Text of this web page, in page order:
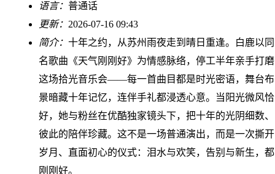
语言： 普通话
更新： 2026-07-16 09:43
简介： 十年之约，从苏州雨夜走到晴日重逢。白鹿以同
名歌曲《天气刚刚好》为情感脉络，停工半年亲手打磨
这场拾光音乐会——每一首曲目都是时光密语，舞台布
景暗藏十年记忆，连伴手礼都浸透心意。当阳光微风恰
好，她与粉丝在优酷独家镜头下，把十年的光阴细数、
彼此的陪伴珍藏。这不是一场普通演出，而是一次撕开
岁月、直面初心的仪式：泪水与欢笑，告别与新生，都
刚刚好。